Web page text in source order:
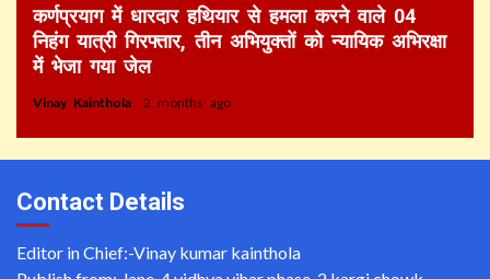
कर्णप्रयाग में धारदार हथियार से हमला करने वाले 04
निहंग यात्री गिरफ्तार, तीन अभियुक्तों को न्यायिक अभिरक्षा
में भेजा गया जेल
Vinay Kainthola 2 months ago
Contact Details
Editor in Chief:-Vinay kumar kainthola